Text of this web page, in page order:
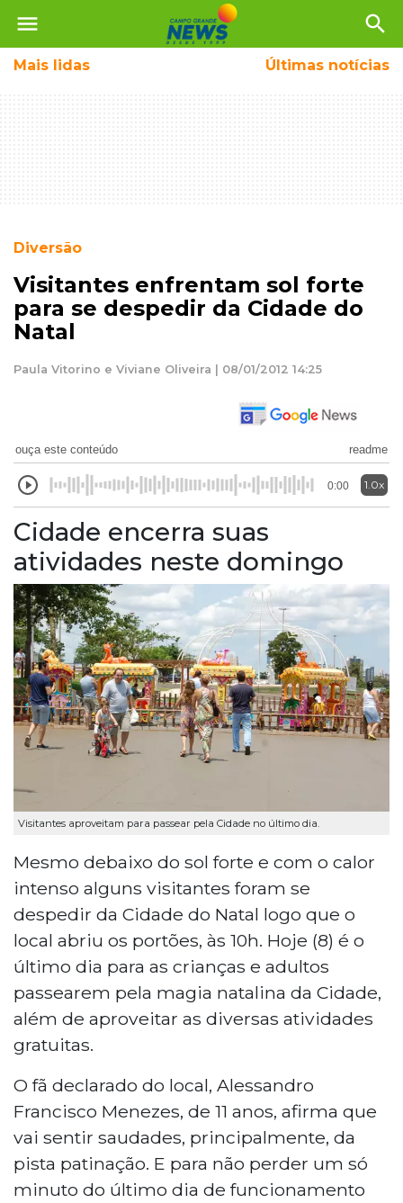
menu search
Mais lidas Últimas notícias
Diversão
Visitantes enfrentam sol forte
para se despedir da Cidade do
Natal
Paula Vitorino e Viviane Oliveira | 08/01/2012 14:25
ouça este conteúdo readme
0:00 1.0x
Cidade encerra suas
atividades neste domingo
Visitantes aproveitam para passear pela Cidade no último dia.
Mesmo debaixo do sol forte e com o calor
intenso alguns visitantes foram se
despedir da Cidade do Natal logo que o
local abriu os portões, às 10h. Hoje (8) é o
último dia para as crianças e adultos
passearem pela magia natalina da Cidade,
além de aproveitar as diversas atividades
gratuitas.
O fã declarado do local, Alessandro
Francisco Menezes, de 11 anos, afirma que
vai sentir saudades, principalmente, da
pista patinação. E para não perder um só
minuto do último dia de funcionamento